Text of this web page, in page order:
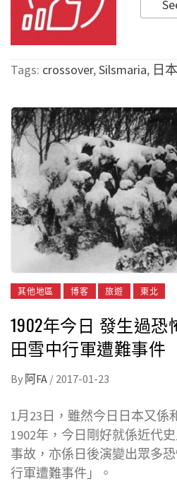
Tags: crossover,Silsmaria, 日本
其他地區 博客 旅遊 東北
1902年今日 發生過
田雪中行軍遭難事件
By 阿FA / 2017-01-23
1月23日，雖然今日日本又係
1902年，今日剛好就係近代
事故，亦係日後演變出眾多
行軍遭難事件」。